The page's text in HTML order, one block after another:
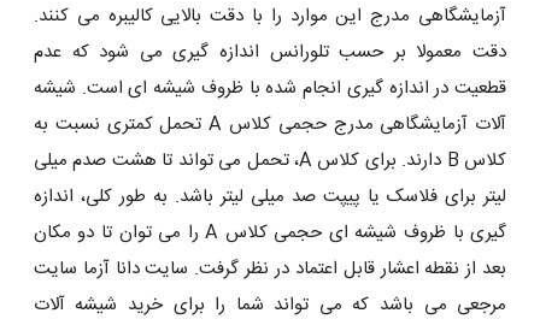
آزمایشگاهی مدرج این موارد را با دقت بالایی کالیبره می کنند.
دقت معمولا بر حسب تلورانس اندازه گیری می شود که عدم
قطعیت در اندازه گیری انجام شده با ظروف شیشه ای است. شیشه
آلات آزمایشگاهی مدرج حجمی کلاس A تحمل کمتری نسبت به
کلاس B دارند. برای کلاس A، تحمل می تواند تا هشت صدم میلی
لیتر برای فلاسک یا پیپت صد میلی لیتر باشد. به طور کلی، اندازه
گیری با ظروف شیشه ای حجمی کلاس A را می توان تا دو مکان
بعد از نقطه اعشار قابل اعتماد در نظر گرفت. سایت دانا آزما سایت
مرجعی می باشد که می تواند شما را برای خرید شیشه آلات